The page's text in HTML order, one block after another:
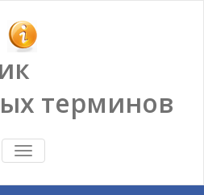
терминов
ПОКАЗАТЬ/
СКРЫТЬ